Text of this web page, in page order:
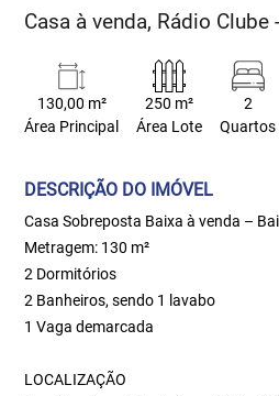
Casa à venda, Rádio Clube
130,00 m²
Área Principal
250 m²
Área Lote
2
Quartos
DESCRIÇÃO DO IMÓVEL
Casa Sobreposta Baixa à venda –
Metragem: 130 m²
2 Dormitórios
2 Banheiros, sendo 1 lavabo
1 Vaga demarcada
LOCALIZAÇÃO